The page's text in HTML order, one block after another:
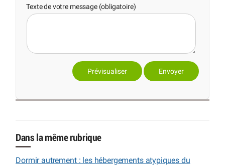
Texte de votre message (obligatoire)
Dans la même rubrique
Dormir autrement : les hébergements atypiques du